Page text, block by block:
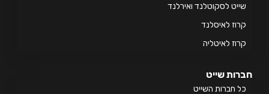
לסקוטלנד ואירלנד
לאיסלנד
לאיטליה
שייט
חברות השייט